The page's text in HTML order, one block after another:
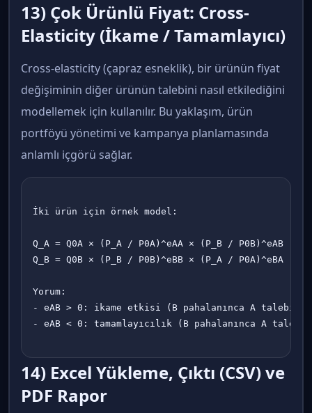
13) Çok Ürünlü Fiyat: Cross-
Elasticity (İkame / Tamamlayıcı)
Cross-elasticity (çapraz esneklik), bir ürünün fiyat
değişiminin diğer ürünün talebini nasıl etkilediğini
modellemek için kullanılır. Bu yaklaşım, ürün
portföyü yönetimi ve kampanya planlamasında
anlamlı içgörü sağlar.
İki ürün için örnek model:
Q_A = Q0A × (P_A / P0A)^eAA × (P_B / P0B)^eAB
Q_B = Q0B × (P_B / P0B)^eBB × (P_A / P0A)^eBA
Yorum:
- eAB > 0: ikame etkisi (B pahalanınca A talebi
- eAB < 0: tamamlayıcılık (B pahalanınca A
14) Excel Yükleme, Çıktı (CSV) ve
PDF Rapor